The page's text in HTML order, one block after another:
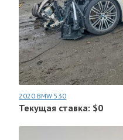
2020 BMW 530
Текущая ставка: $0